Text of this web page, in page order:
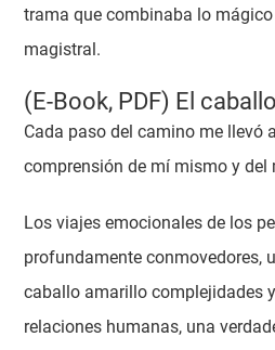
trama que combinaba lo
magistral.
(E-Book, PDF) El
Cada paso del camino me llevó
comprensión de mí mismo y del
Los viajes emocionales de los
profundamente conmovedores,
caballo amarillo complejidades
relaciones humanas, una